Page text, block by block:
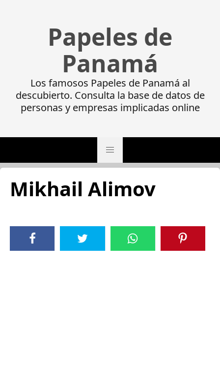
Papeles de
Panamá
Los famosos Papeles de Panamá al
descubierto. Consulta la base de datos de
personas y empresas implicadas online
Mikhail Alimov